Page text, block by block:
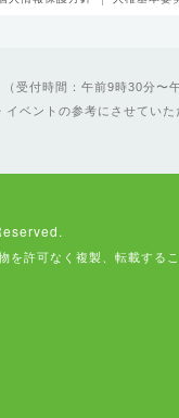
受付時間：午前9時30分〜
ベントの参考にさせてい
許可なく複製、転載するこ